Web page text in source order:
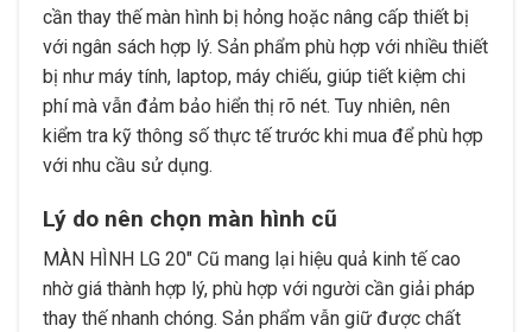
cần thay thế màn hình bị hỏng hoặc nâng cấp thiết bị
với ngân sách hợp lý. Sản phẩm phù hợp với nhiều thiết
bị như máy tính, laptop, máy chiếu, giúp tiết kiệm chi
phí mà vẫn đảm bảo hiển thị rõ nét. Tuy nhiên, nên
kiểm tra kỹ thông số thực tế trước khi mua để phù hợp
với nhu cầu sử dụng.
Lý do nên chọn màn hình cũ
MÀN HÌNH LG 20″ Cũ mang lại hiệu quả kinh tế cao
nhờ giá thành hợp lý, phù hợp với người cần giải pháp
thay thế nhanh chóng. Sản phẩm vẫn giữ được chất